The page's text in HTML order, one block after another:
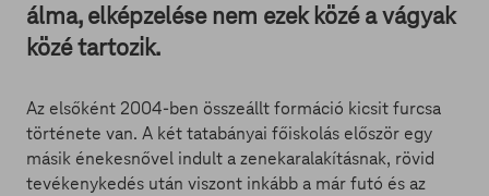
álma, elképzelése nem ezek közé a vágyak
közé tartozik.
Az elsőként 2004-ben összeállt formáció kicsit furcsa
története van. A két tatabányai főiskolás először egy
másik énekesnővel indult a zenekaralakításnak, rövid
tevékenykedés után viszont inkább a már futó és az